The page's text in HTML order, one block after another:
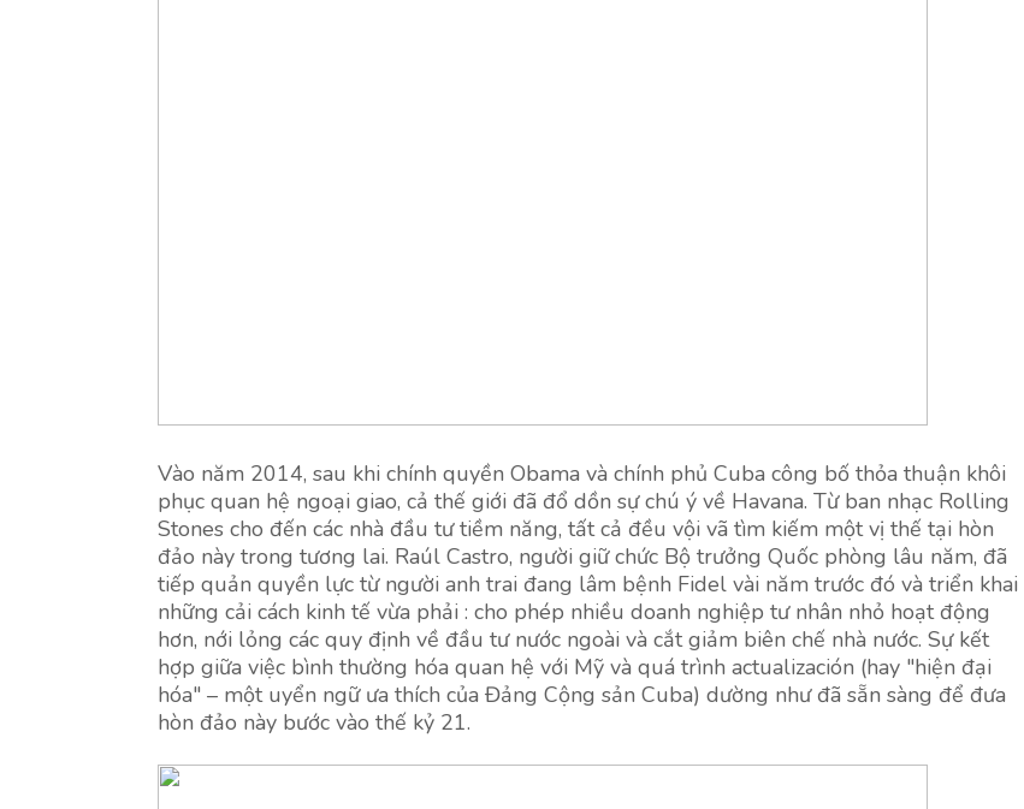
Vào năm 2014, sau khi chính quyền Obama và chính phủ Cuba công bố thỏa thuận khôi
phục quan hệ ngoại giao, cả thế giới đã đổ dồn sự chú ý về Havana. Từ ban nhạc Rolling
Stones cho đến các nhà đầu tư tiềm năng, tất cả đều vội vã tìm kiếm một vị thế tại hòn
đảo này trong tương lai. Raúl Castro, người giữ chức Bộ trưởng Quốc phòng lâu năm, đã
tiếp quản quyền lực từ người anh trai đang lâm bệnh Fidel vài năm trước đó và triển khai
những cải cách kinh tế vừa phải : cho phép nhiều doanh nghiệp tư nhân nhỏ hoạt động
hơn, nới lỏng các quy định về đầu tư nước ngoài và cắt giảm biên chế nhà nước. Sự kết
hợp giữa việc bình thường hóa quan hệ với Mỹ và quá trình actualización (hay "hiện đại
hóa" – một uyển ngữ ưa thích của Đảng Cộng sản Cuba) dường như đã sẵn sàng để đưa
hòn đảo này bước vào thế kỷ 21.